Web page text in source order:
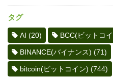
タグ
AI (20) BCC(ビットコ
BINANCE(バイナンス) (71)
bitcoin(ビットコイン) (744)